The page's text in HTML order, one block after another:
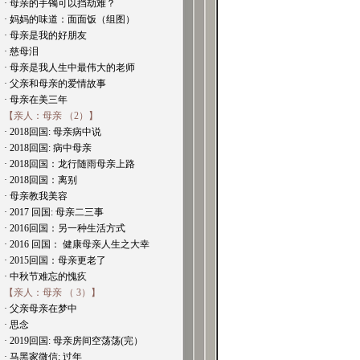
· 母亲的手镯可以挡劫难？
· 妈妈的味道：面面饭（组图）
· 母亲是我的好朋友
· 慈母泪
· 母亲是我人生中最伟大的老师
· 父亲和母亲的爱情故事
· 母亲在美三年
【亲人：母亲 （2）】
· 2018回国: 母亲病中说
· 2018回国: 病中母亲
· 2018回国：龙行随雨母亲上路
· 2018回国：离别
· 母亲教我美容
· 2017 回国: 母亲二三事
· 2016回国：另一种生活方式
· 2016 回国： 健康母亲人生之大幸
· 2015回国：母亲更老了
· 中秋节难忘的愧疚
【亲人：母亲 （ 3）】
· 父亲母亲在梦中
· 思念
· 2019回国: 母亲房间空荡荡(完）
· 马黑家微信: 过年